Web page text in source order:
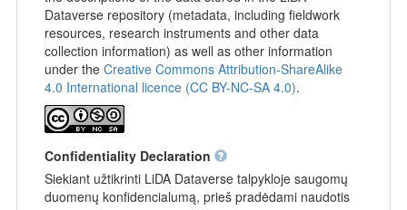
Dataverse repository (metadata, including fieldwork
resources, research instruments and other data
collection information) as well as other information
under the Creative Commons Attribution-ShareAlike
4.0 International licence (CC BY-NC-SA 4.0).
Confidentiality Declaration
Siekiant užtikrinti LiDA Dataverse talpykloje saugomų
duomenų konfidencialumą, prieš pradėdami naudotis